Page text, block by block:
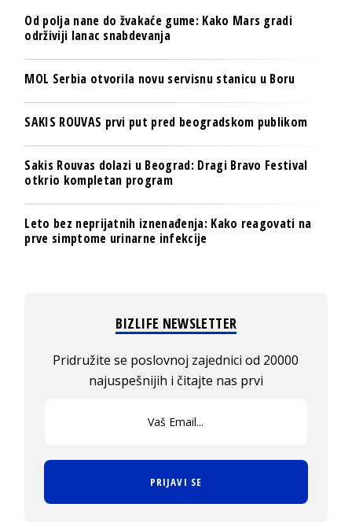
Od polja nane do žvakaće gume: Kako Mars gradi
održiviji lanac snabdevanja
MOL Serbia otvorila novu servisnu stanicu u Boru
SAKIS ROUVAS prvi put pred beogradskom publikom
Sakis Rouvas dolazi u Beograd: Dragi Bravo Festival
otkrio kompletan program
Leto bez neprijatnih iznenađenja: Kako reagovati na
prve simptome urinarne infekcije
BIZLIFE NEWSLETTER
Pridružite se poslovnoj zajednici od 20000
najuspešnijih i čitajte nas prvi
PRIJAVI SE